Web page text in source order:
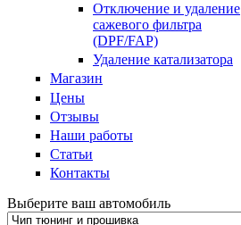
Отключение и удаление
сажевого фильтра
(DPF/FAP)
Удаление катализатора
Магазин
Цены
Отзывы
Наши работы
Статьи
Контакты
Выберите ваш автомобиль